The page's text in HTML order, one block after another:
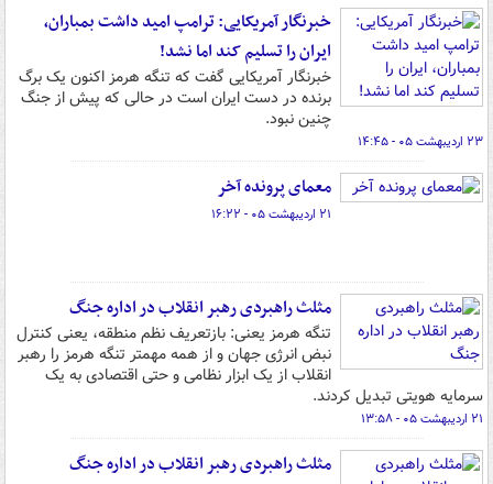
خبرنگار آمریکایی: ترامپ امید داشت بمباران،
ایران را تسلیم کند اما نشد!
خبرنگار آمریکایی گفت که تنگه هرمز اکنون یک برگ
برنده در دست ایران است در حالی که پیش از جنگ
چنین نبود.
۲۳ اردیبهشت ۰۵ - ۱۴:۴۵
معمای پرونده آخر
۲۱ اردیبهشت ۰۵ - ۱۶:۲۲
مثلث راهبردی رهبر انقلاب در اداره جنگ
تنگه هرمز یعنی: بازتعریف نظم منطقه، یعنی کنترل
نبض انرژی جهان و از همه مهمتر تنگه هرمز را رهبر
انقلاب از یک ابزار نظامی و حتی اقتصادی به یک
سرمایه هویتی تبدیل کردند.
۲۱ اردیبهشت ۰۵ - ۱۳:۵۸
مثلث راهبردی رهبر انقلاب در اداره جنگ